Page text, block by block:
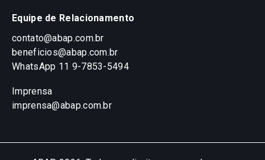
Equipe de Relacionamento
contato@abap.com.br
beneficios@abap.com.br
WhatsApp 11 9-7853-5494
Imprensa
imprensa@abap.com.br